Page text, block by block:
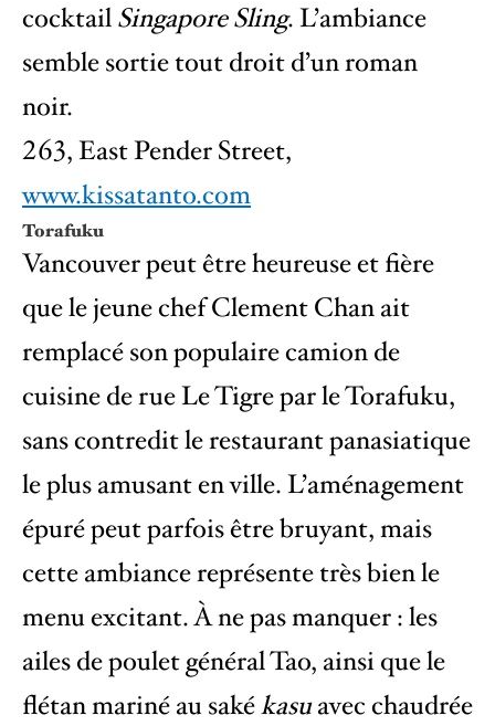
cocktailSingapore Sling. L’ambiance
semble sortie tout droit d’un roman
noir.
263, East Pender Street,
www.kissatanto.com
Torafuku
Vancouver peut être heureuse et fière
que le jeune chef Clement Chan ait
remplacé son populaire camion de
cuisine de rue Le Tigre par le Torafuku,
sans contredit le restaurant panasiatique
le plus amusant en ville. L’aménagement
épuré peut parfois être bruyant, mais
cette ambiance représente très bien le
menu excitant. À ne pas manquer : les
ailes de poulet général Tao, ainsi que le
flétan mariné au sakékasuavec chaudrée